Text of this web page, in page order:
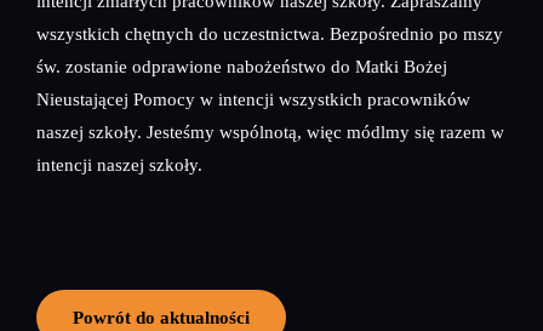
wszystkich chętnych do uczestnictwa. Bezpośrednio po mszy
św. zostanie odprawione nabożeństwo do Matki Bożej
Nieustającej Pomocy w intencji wszystkich pracowników
naszej szkoły. Jesteśmy wspólnotą, więc módlmy się razem w
intencji naszej szkoły.
Powrót do aktualności